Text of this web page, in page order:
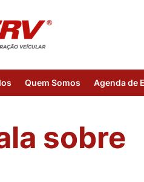
Quem Somos Agenda de
sobre